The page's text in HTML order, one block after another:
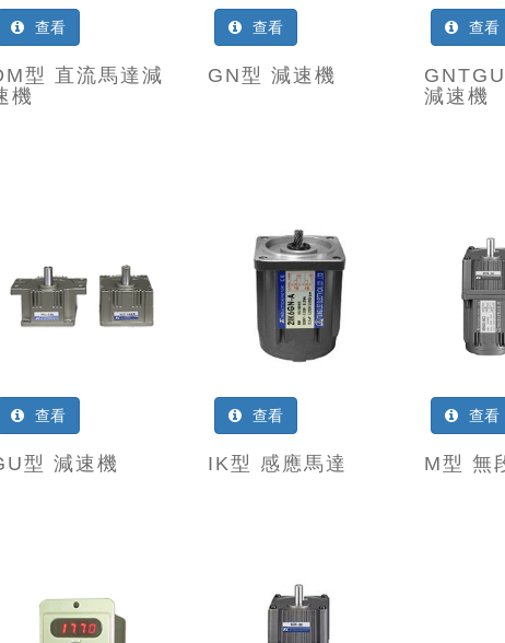
查看
型 直流馬達減
機
查看
GN型 減速機
查看
減速機
查看
型 減速機
查看
IK型 感應馬達
查看
M型 無